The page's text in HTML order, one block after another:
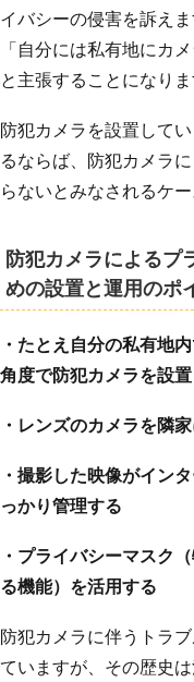
イバシーの侵害を訴え
「自分には私有地にカ
と主張することになりま
防犯カメラを設置して
るならば、防犯カメラ
らないとみなされるケー
防犯カメラによるプ
めの設置と運用のポ
・たとえ自分の私有地
角度で防犯カメラを設
・レンズのカメラを隣
・撮影した映像がイン
っかり管理する
・プライバシーマスク
る機能）を活用する
防犯カメラに伴うトラ
ていますが、その歴史